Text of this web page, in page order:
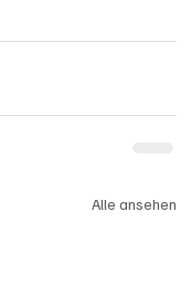
Alle ansehen